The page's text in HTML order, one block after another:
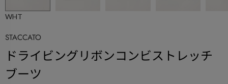
WHT
STACCATO
ドライビングリボンコンビストレッチ
ブーツ